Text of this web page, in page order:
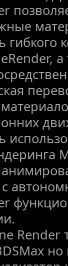
гибкого
с
Render